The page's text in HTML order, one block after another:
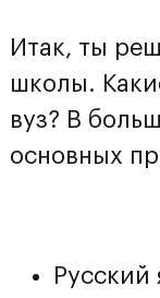
Итак, ты
школы.
вуз? В
основных
Русский